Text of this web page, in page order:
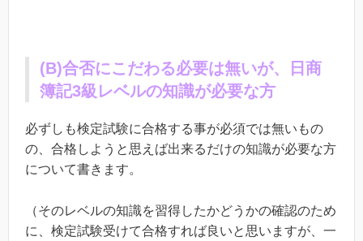
(B)合否にこだわる必要は無いが、日商
簿記3級レベルの知識が必要な方
必ずしも検定試験に合格する事が必須では無いもの
の、合格しようと思えば出来るだけの知識が必要な方
について書きます。
（そのレベルの知識を習得したかどうかの確認のため
に、検定試験受けて合格すれば良いと思いますが、一